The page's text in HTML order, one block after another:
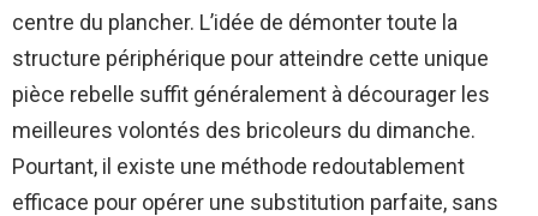
centre du plancher. L’idée de démonter toute la
structure périphérique pour atteindre cette unique
pièce rebelle suffit généralement à décourager les
meilleures volontés des bricoleurs du dimanche.
Pourtant, il existe une méthode redoutablement
efficace pour opérer une substitution parfaite, sans